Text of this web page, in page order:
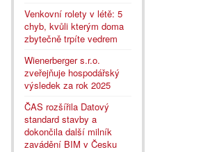
Venkovní rolety v létě: 5
chyb, kvůli kterým doma
zbytečně trpíte vedrem
Wienerberger s.r.o.
zveřejňuje hospodářský
výsledek za rok 2025
ČAS rozšířila Datový
standard stavby a
dokončila další milník
zavádění BIM v Česku